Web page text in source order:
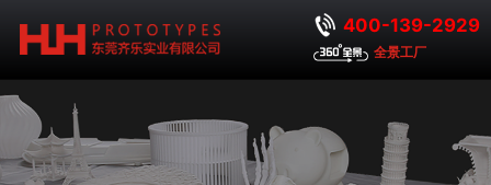
400-139-2929
全景工厂